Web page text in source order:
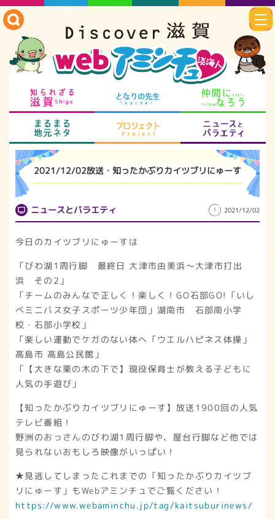
知られざる滋賀 となりの先生
まるまる地元ネタ プロジェクト
2021/12/02放送・知ったかぶりカイツブリにゅーす
ニュースとバラエティ 2021/12/02
今日のカイツブリにゅーすは
「びわ湖1周行脚 最終日 大津市由美浜～大津市打出
浜 その2」
「チームのみんなで正しく！楽しく！GO石部GO!「いし
べミニバス女子スポーツ少年団」湖南市 石部南小学
校・石部小学校」
「楽しい運動でケガのない体へ「ウエルハピネス体操」
高島市 高島公民館」
「【大きな栗の木の下で】現役保育士が教える子どもに
人気の手遊び」
【知ったかぶりカイツブリにゅーす】放送1900回の人気
テレビ番組！
野洲のおっさんのびわ湖1周行脚や、屋台行脚など他では
見られないおもしろ映像がいっぱい！
★見逃してしまったこれまでの「知ったかぶりカイツブ
リにゅーす」もWebアミンチュでご覧ください！
https://www.webaminchu.jp/tag/kaitsuburinews/